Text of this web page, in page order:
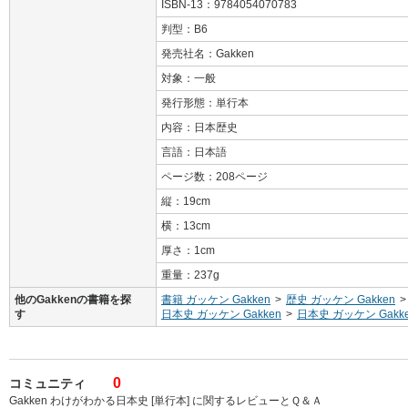
ISBN-13：9784054070783
判型：B6
発売社名：Gakken
対象：一般
発行形態：単行本
内容：日本歴史
言語：日本語
ページ数：208ページ
縦：19cm
横：13cm
厚さ：1cm
重量：237g
他のGakkenの書籍を探
す
書籍 ガッケン Gakken > 歴史 ガッケン Gakken >
日本史 ガッケン Gakken > 日本史 ガッケン
コミュニティ 0
Gakken わけがわかる日本史 [単行本] に関するレビューとＱ＆Ａ